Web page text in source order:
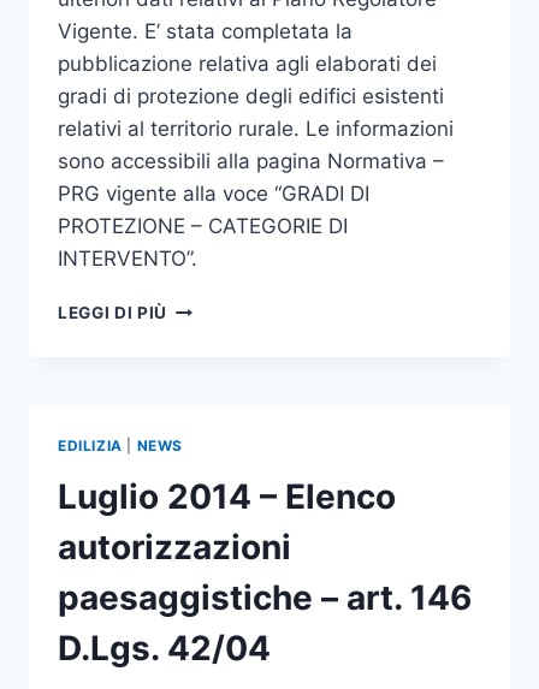
Vigente. E’ stata completata la
pubblicazione relativa agli elaborati dei
gradi di protezione degli edifici esistenti
relativi al territorio rurale. Le informazioni
sono accessibili alla pagina Normativa –
PRG vigente alla voce “GRADI DI
PROTEZIONE – CATEGORIE DI
INTERVENTO”.
LEGGI DI PIÙ NORMATIVA
PUBBLICAZIONE
GRADI
PROTEZIONE
EDILIZIA NEWS
Luglio 2014 – Elenco
autorizzazioni
paesaggistiche – art. 146
D.Lgs. 42/04